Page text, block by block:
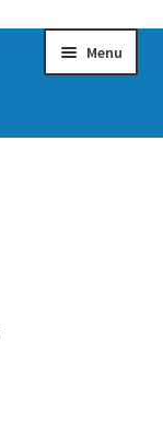
Menu